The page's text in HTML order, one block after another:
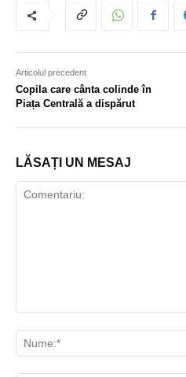
Articolul precedent
Copila care cânta colinde în
Piața Centrală a dispărut
LĂSAȚI UN MESAJ